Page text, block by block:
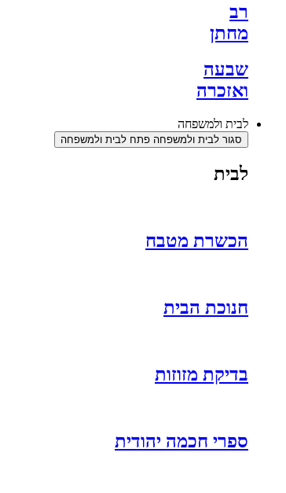
רב
מחתן
שבעה
ואזכרה
לבית ולמשפחה
סגור לבית ולמשפחה פתח לבית ולמשפחה
לבית
הכשרת מטבח
חנוכת הבית
בדיקת מזוזות
ספרי חכמה יהודית